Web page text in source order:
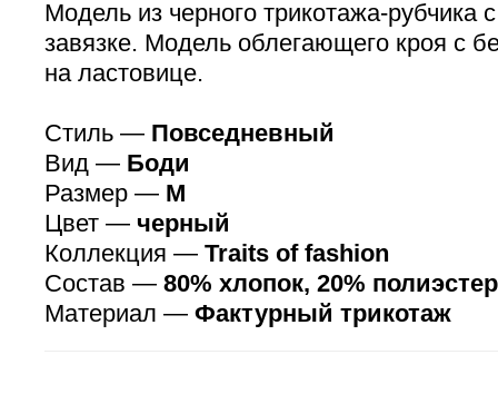
Модель из черного трикотажа-рубчика
завязке. Модель облегающего кроя с
на ластовице.
Стиль — Повседневный
Вид — Боди
Размер — M
Цвет — черный
Коллекция — Traits of fashion
Состав — 80% хлопок, 20% полиэстер
Материал — Фактурный трикотаж